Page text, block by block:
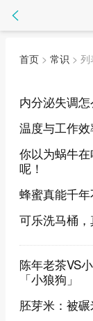
首页 > 常识 > 列
内分泌失调
温度与工作
你以为蜗牛
呢！
蜂蜜真能千
可乐洗马桶
陈年老茶VS
「小狼狗」
胚芽米：被